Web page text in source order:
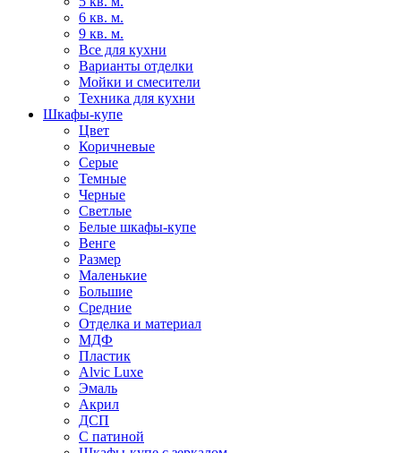
6 кв. м.
9 кв. м.
Все для кухни
Варианты отделки
Мойки и смесители
Техника для кухни
Шкафы-купе
Цвет
Коричневые
Серые
Темные
Черные
Светлые
Белые шкафы-купе
Венге
Размер
Маленькие
Большие
Средние
Отделка и материал
МДФ
Пластик
Alvic Luxe
Эмаль
Акрил
ДСП
С патиной